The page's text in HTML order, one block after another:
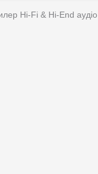
Hi-Fi & Hi-End